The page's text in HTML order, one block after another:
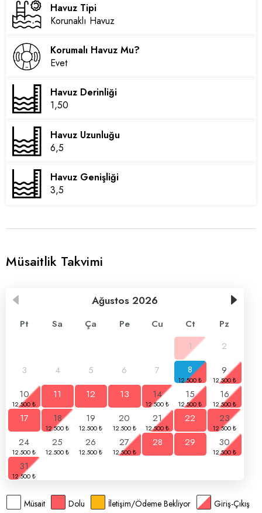
Havuz Tipi
Korunaklı Havuz
Korumalı Havuz Mu?
Evet
Havuz Derinliği
1,50
Havuz Uzunluğu
6,5
Havuz Genişliği
3,5
Müsaitlik Takvimi
Ağustos 2026
Pt Sa Ça Pe Cu Ct
Pz
1
2
3
4 5 6 7 8
9
10
11 12 13 14 15
16
17
18 19 20 21 22
23
24
25 26 27 28 29
30
31
Müsait Dolu İletişim/Ödeme Bekliyor Giriş-Çıkış